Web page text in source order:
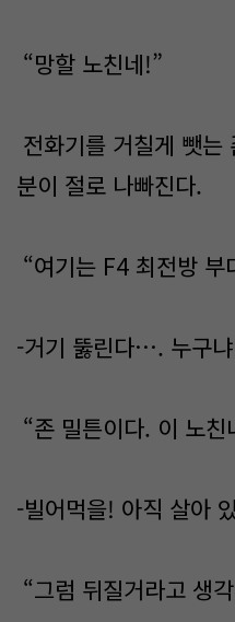
“망할 노친네!”
전화기를 거칠게 뺏는
분이 절로 나빠진다.
“여기는 F4 최전방 부
-거기 뚫린다…. 누구
“존 밀튼이다. 이 노친
-빌어먹을! 아직 살아
“그럼 뒤질거라고 생